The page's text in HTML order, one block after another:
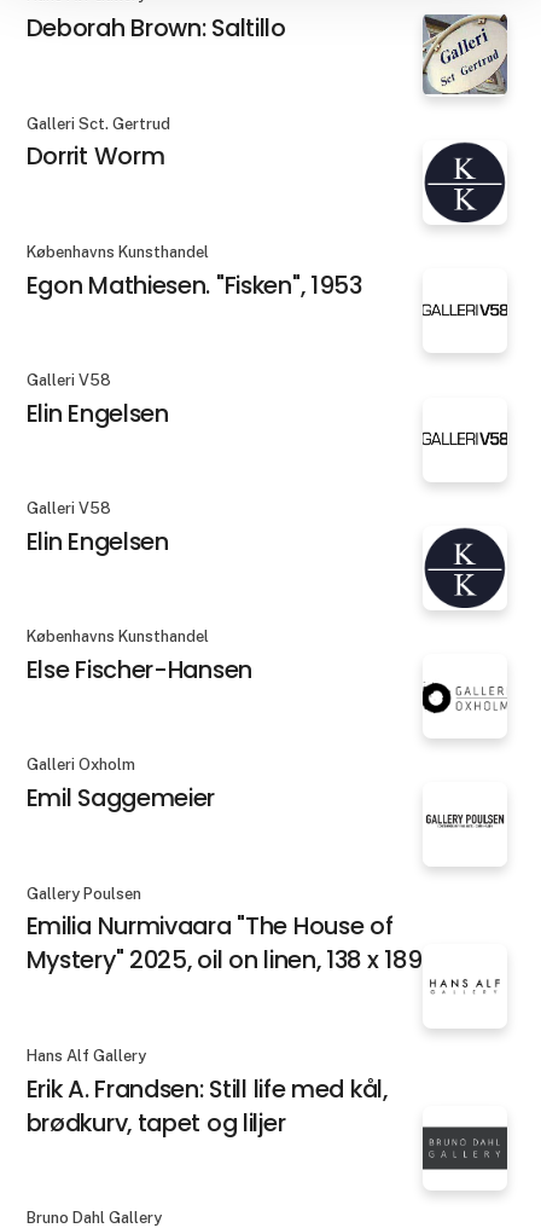
Deborah Brown: Saltillo
Galleri Sct. Gertrud
Dorrit Worm
Københavns Kunsthandel
Egon Mathiesen. "Fisken", 1953
Galleri V58
Elin Engelsen
Galleri V58
Elin Engelsen
Københavns Kunsthandel
Else Fischer-Hansen
Galleri Oxholm
Emil Saggemeier
Gallery Poulsen
Emilia Nurmivaara "The House of
Mystery" 2025, oil on linen, 138 x 189 cm
Hans Alf Gallery
Erik A. Frandsen: Still life med kål,
brødkurv, tapet og liljer
Bruno Dahl Gallery